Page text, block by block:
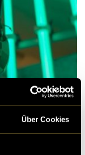
Über Cookies